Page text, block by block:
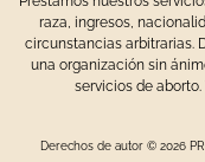
raza, ingresos,
circunstancias arbitrarias.
una organización sin
servicios de
Derechos de autor © 2026